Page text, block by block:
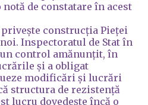
de constatare în acest
privește construcția Pieței
Inspectoratul de Stat în
control amănunțit, în
și a obligat
modificări și lucrări
structura de rezistență
lucru dovedește încă o